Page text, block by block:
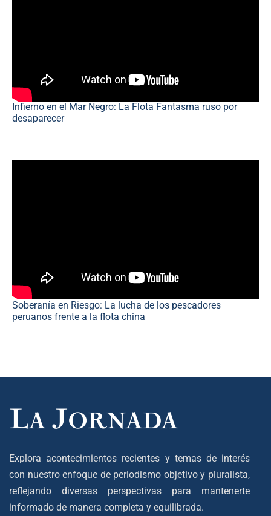
Infierno en el Mar Negro: La Flota Fantasma ruso por
desaparecer
Soberanía en Riesgo: La lucha de los pescadores
peruanos frente a la flota china
Explora acontecimientos recientes y temas de interés
con nuestro enfoque de periodismo objetivo y pluralista,
reflejando diversas perspectivas para mantenerte
informado de manera completa y equilibrada.